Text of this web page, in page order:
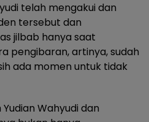
telah mengakui dan
tersebut dan
jilbab hanya saat
pengibaran, artinya, sudah
ada momen untuk tidak
Wahyudi dan